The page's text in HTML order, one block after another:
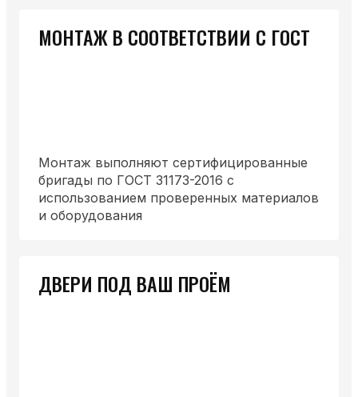
МОНТАЖ В СООТВЕТСТВИИ С ГОСТ
Монтаж выполняют сертифицированные
бригады по ГОСТ 31173-2016 с
использованием проверенных материалов
и оборудования
ДВЕРИ ПОД ВАШ ПРОЁМ